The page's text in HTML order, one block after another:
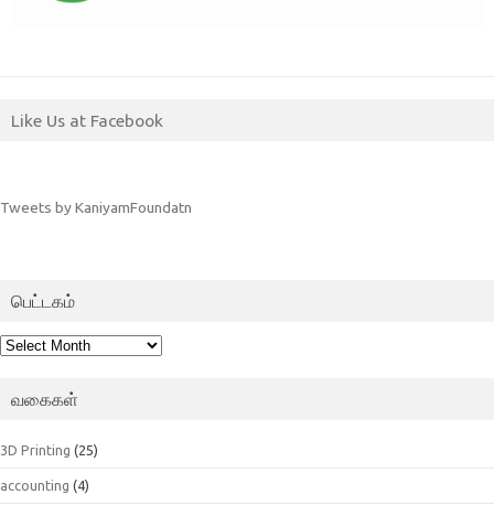
Like Us at Facebook
Tweets by KaniyamFoundatn
பெட்டகம்
பெட்டகம்
வகைகள்
3D Printing (25)
accounting (4)